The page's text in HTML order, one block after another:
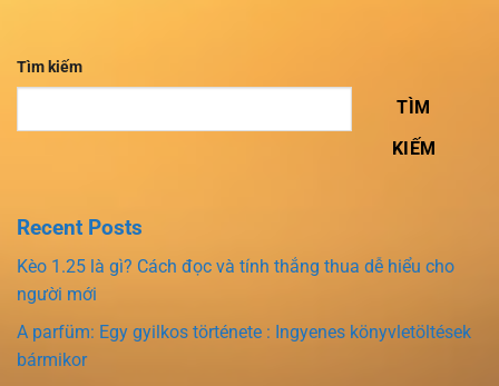
Tìm kiếm
TÌM
KIẾM
Recent Posts
Kèo 1.25 là gì? Cách đọc và tính thắng thua dễ hiểu cho
người mới
A parfüm: Egy gyilkos története : Ingyenes könyvletöltések
bármikor